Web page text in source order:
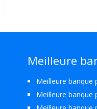
Meilleure
Meilleure
Meilleure banque